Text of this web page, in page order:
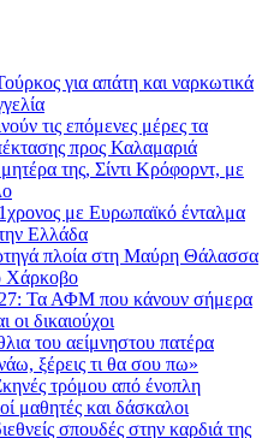
για απάτη και ναρκωτικά
τις επόμενες μέρες τα
προς Καλαμαριά
της, Σίντι Κρόφορντ, με
με Ευρωπαϊκό ένταλμα
Ελλάδα
πλοία στη Μαύρη Θάλασσα
Χάρκοβο
27: Τα ΑΦΜ που κάνουν σήμερα
οι δικαιούχοι
του αείμνηστου πατέρα
ξέρεις τι θα σου πω»
τρόμου από ένοπλη
μαθητές και δάσκαλοι
σπουδές στην καρδιά της